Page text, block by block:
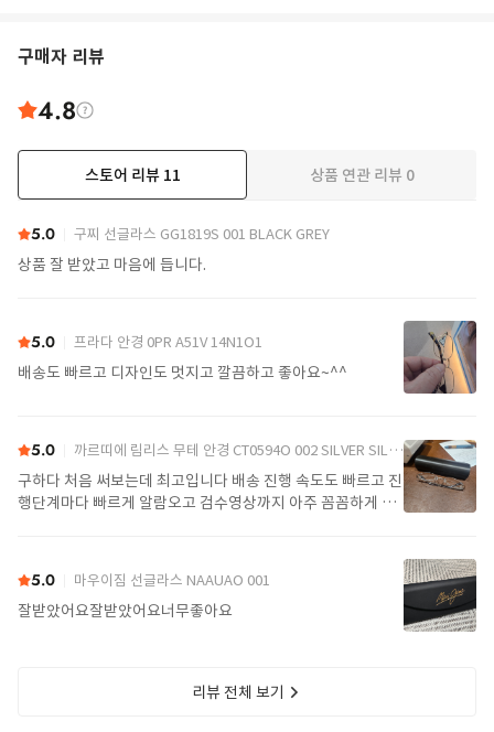
구매자 리뷰
4.8
스토어 리뷰 11 상품 연관 리뷰 0
5.0 구찌 선글라스 GG1819S 001 BLACK GREY
상품 잘 받았고 마음에 듭니다.
5.0 프라다 안경 0PR A51V 14N1O1
배송도 빠르고 디자인도 멋지고 깔끔하고 좋아요~^^
5.0 까르띠에 림리스 무테 안경 CT0594O 002 SILVER SILVER TRANSPARENT
구하다 처음 써보는데 최고입니다 배송 진행 속도도 빠르고 진
행단계마다 빠르게 알람오고 검수영상까지 아주 꼼꼼하게 찍
5.0 마우이짐 선글라스 NAAUAO 001
잘받았어요잘받았어요너무좋아요
리뷰 전체 보기